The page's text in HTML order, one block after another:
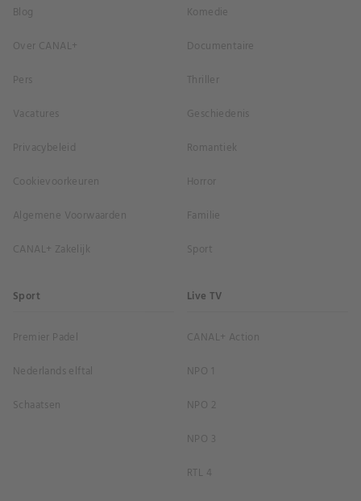
Blog
Over CANAL+
Pers
Vacatures
Privacybeleid
Cookievoorkeuren
Algemene Voorwaarden
CANAL+ Zakelijk
Komedie
Documentaire
Thriller
Geschiedenis
Romantiek
Horror
Familie
Sport
Sport
Premier Padel
Nederlands elftal
Schaatsen
Live TV
CANAL+ Action
NPO 1
NPO 2
NPO 3
RTL 4